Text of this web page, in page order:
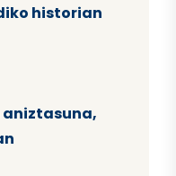
historian
aniztasuna,